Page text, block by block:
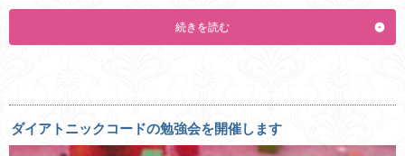
続きを読む
ダイアトニックコードの勉強会を開催します